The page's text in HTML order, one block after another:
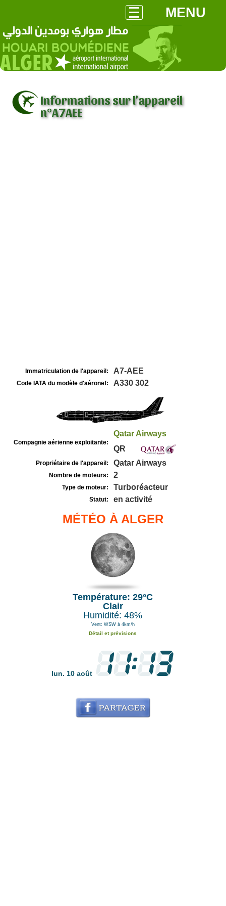
MENU
Informations sur l'appareil
n°A7AEE
Immatriculation de l'appareil: A7-AEE
Code IATA du modèle d'aéronef: A330 302
Compagnie aérienne exploitante:
Qatar Airways
QR
Propriétaire de l'appareil: Qatar Airways
Nombre de moteurs: 2
Type de moteur: Turboréacteur
Statut: en activité
MÉTÉO À ALGER
Température: 29°C
Clair
Humidité: 48%
Vent: WSW à 4km/h
Détail et prévisions
lun. 10 août